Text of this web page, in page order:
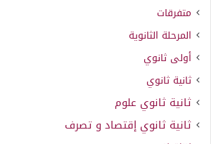
متفرقات
المرحلة الثانوية
أولى ثانوي
ثانية ثانوي
ثانية ثانوي علوم
ثانية ثانوي إقتصاد و تصرف